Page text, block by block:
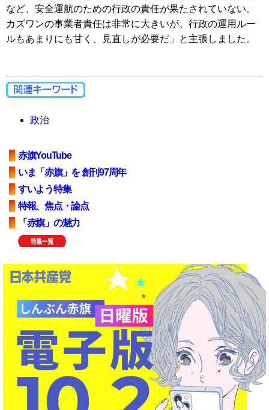
など、安全運航のための行政の責任が果たされていない。
カズワンの事業者責任は非常に大きいが、行政の運用ルー
ルもあまりにも甘く、見直しが必要だ」と主張しました。
政治
赤旗YouTube
いま「赤旗」を 創刊97周年
すいよう特集
特報、焦点・論点
「赤旗」の魅力